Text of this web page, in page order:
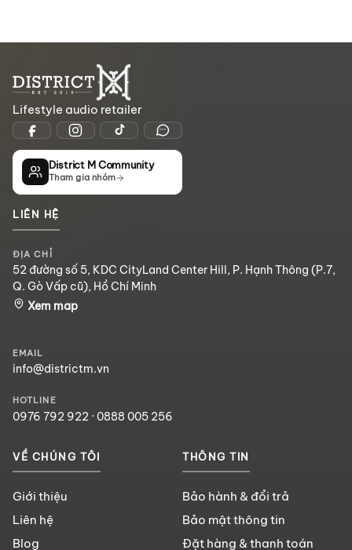
Lifestyle audio retailer
District M Community
Tham gia nhóm
LIÊN HỆ
ĐỊA CHỈ
52 đường số 5, KDC CityLand Center Hill, P. Hạnh Thông (P.7,
Q. Gò Vấp cũ), Hồ Chí Minh
Xem map
EMAIL
info@districtm.vn
HOTLINE
0976 792 922 · 0888 005 256
VỀ CHÚNG TÔI
Giới thiệu
Liên hệ
Blog
THÔNG TIN
Bảo hành & đổi trả
Bảo mật thông tin
Đặt hàng & thanh toán